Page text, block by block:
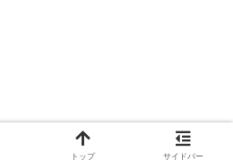
トップ サイドバー